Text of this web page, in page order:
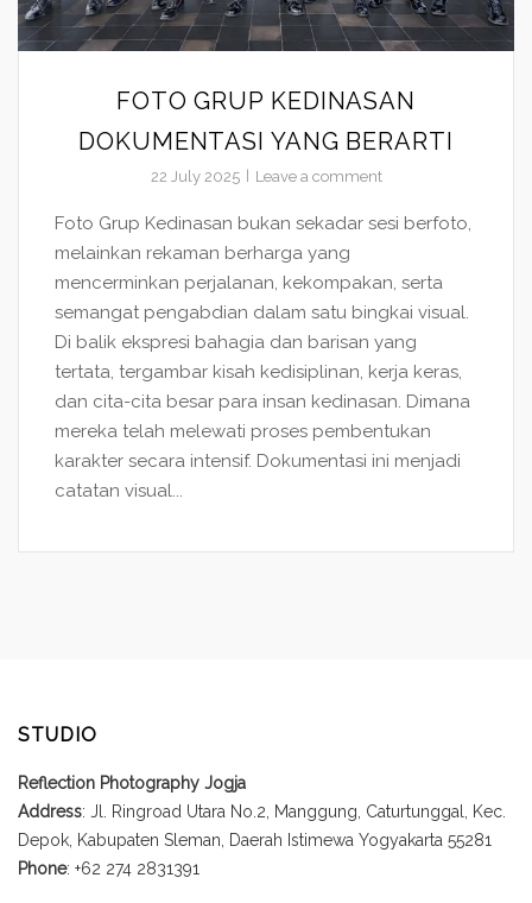
FOTO GRUP KEDINASAN
DOKUMENTASI YANG BERARTI
22 July 2025 Leave a comment
Foto Grup Kedinasan bukan sekadar sesi berfoto,
melainkan rekaman berharga yang
mencerminkan perjalanan, kekompakan, serta
semangat pengabdian dalam satu bingkai visual.
Di balik ekspresi bahagia dan barisan yang
tertata, tergambar kisah kedisiplinan, kerja keras,
dan cita-cita besar para insan kedinasan. Dimana
mereka telah melewati proses pembentukan
karakter secara intensif. Dokumentasi ini menjadi
catatan visual...
STUDIO
Reflection Photography Jogja
Address: Jl. Ringroad Utara No.2, Manggung, Caturtunggal, Kec.
Depok, Kabupaten Sleman, Daerah Istimewa Yogyakarta 55281
Phone: +62 274 2831391